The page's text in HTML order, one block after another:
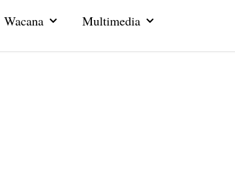
Wacana Multimedia